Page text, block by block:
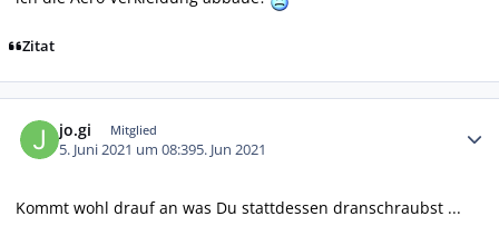
Zitat
jo.gi Mitglied
5. Juni 2021 um 08:395. Jun 2021
Kommt wohl drauf an was Du stattdessen dranschraubst ...